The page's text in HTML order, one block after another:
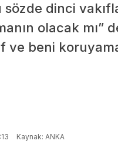
dinci
olacak mı”
ve beni
Kaynak: ANKA